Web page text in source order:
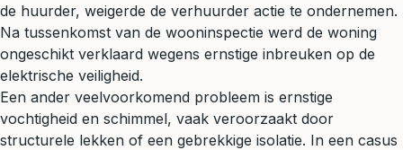
de huurder, weigerde de verhuurder actie te ondernemen.
Na tussenkomst van de wooninspectie werd de woning
ongeschikt verklaard wegens ernstige inbreuken op de
elektrische veiligheid.
Een ander veelvoorkomend probleem is ernstige
vochtigheid en schimmel, vaak veroorzaakt door
structurele lekken of een gebrekkige isolatie. In een casus